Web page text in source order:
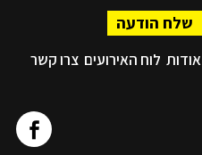
שלח הודעה
אודות לוח האירועים צרו קשר